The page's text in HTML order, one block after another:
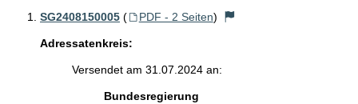
SG2408150005 ( PDF - 2 Seiten)
Adressatenkreis:
Versendet am 31.07.2024 an:
Bundesregierung